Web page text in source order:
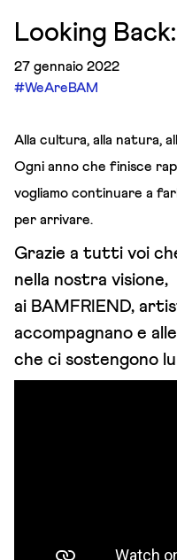
Looking
27 gennaio 2022
#WeAreBAM
Alla cultura, alla natura,
Ogni anno che finisce
vogliamo continuare a
per arrivare.
Grazie a tutti voi
nella nostra visione,
ai BAMFRIEND,
accompagnano e
che ci sostengono